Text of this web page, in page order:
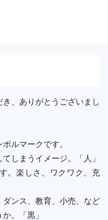
、ありがとうございまし
ルマークです。
しまうイメージ。「人」
。楽しさ、ワクワク、充
ンス、教育、小売、など
。「黒」